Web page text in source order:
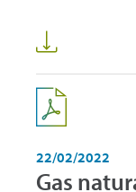
22/02/2022
Gas